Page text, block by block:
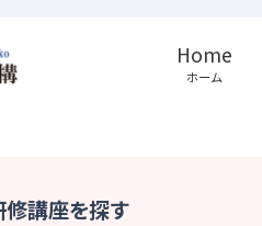
Home
ホーム
講座を探す